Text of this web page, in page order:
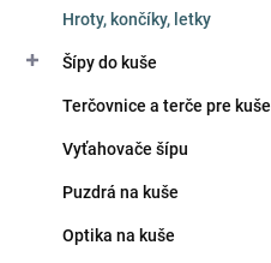
Hroty, končíky, letky
Šípy do kuše
Terčovnice a terče pre kuše
Vyťahovače šípu
Puzdrá na kuše
Optika na kuše